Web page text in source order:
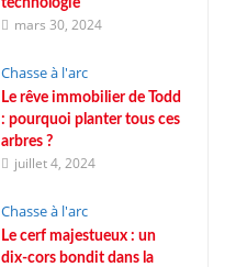
mars 30, 2024
Chasse à l'arc
Le rêve immobilier de Todd
: pourquoi planter tous ces
arbres ?
juillet 4, 2024
Chasse à l'arc
Le cerf majestueux : un
dix-cors bondit dans la